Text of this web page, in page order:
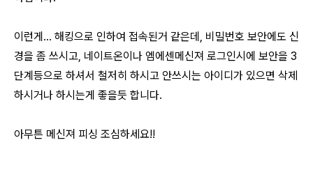
이런게... 해킹으로 인하여 접속된거 같은데, 비밀번호 보안에도 신
경을 좀 쓰시고, 네이트온이나 엠에센메신져 로그인시에 보안을 3
단계등으로 하셔서 철저히 하시고 안쓰시는 아이디가 있으면 삭제
하시거나 하시는게 좋을듯 합니다.
아무튼 메신져 피싱 조심하세요!!